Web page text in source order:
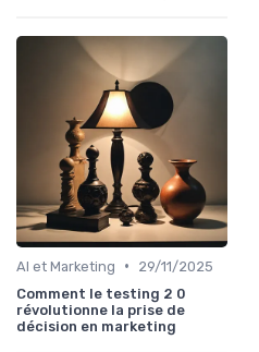
AI et Marketing •
29/11/2025
Comment le testing 2 0
révolutionne la prise de
décision en marketing